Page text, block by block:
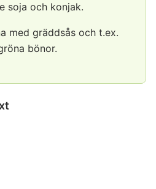
soja och konjak.
med gräddsås och t.ex.
bönor.